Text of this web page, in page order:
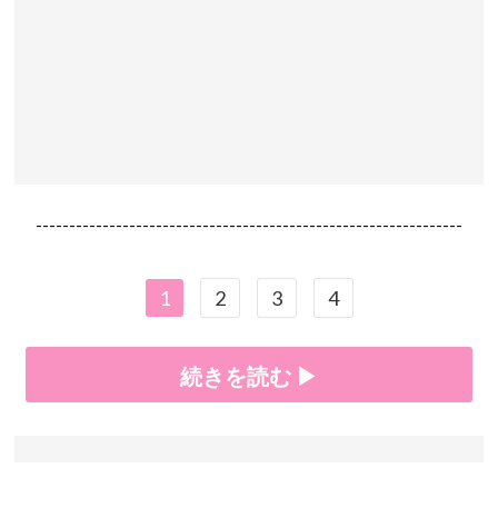
----------------------------------------------------------------
1 2 3 4
続きを読む ▶